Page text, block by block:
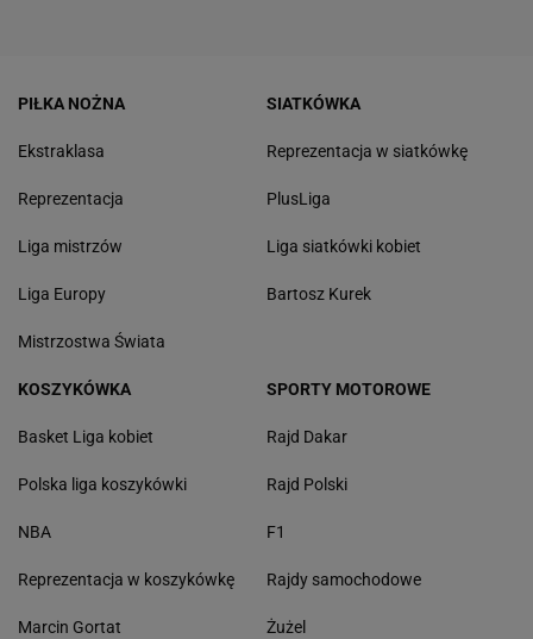
PIŁKA NOŻNA
Ekstraklasa
Reprezentacja
Liga mistrzów
Liga Europy
Mistrzostwa Świata
SIATKÓWKA
Reprezentacja w siatkówkę
PlusLiga
Liga siatkówki kobiet
Bartosz Kurek
KOSZYKÓWKA
Basket Liga kobiet
Polska liga koszykówki
NBA
Reprezentacja w koszykówkę
Marcin Gortat
SPORTY MOTOROWE
Rajd Dakar
Rajd Polski
F1
Rajdy samochodowe
Żużel